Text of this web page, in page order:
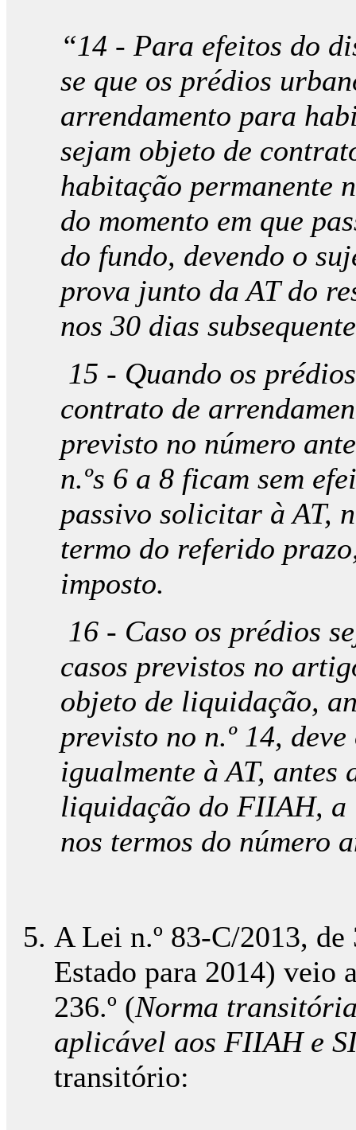
“14 - Para efeitos do
se que os prédios
arrendamento para
sejam objeto de
habitação permanente
do momento em que
do fundo, devendo o
prova junto da AT do
nos 30 dias
15 - Quando os
contrato de
previsto no número
n.ºs 6 a 8 ficam sem
passivo solicitar à AT,
termo do referido
imposto.
16 - Caso os prédios
casos previstos no
objeto de liquidação,
previsto no n.º 14,
igualmente à AT,
liquidação do FIIAH, a
nos termos do número
A Lei n.º 83-C/2013,
Estado para 2014) veio
236.º (Norma
aplicável aos FIIAH e
transitório: